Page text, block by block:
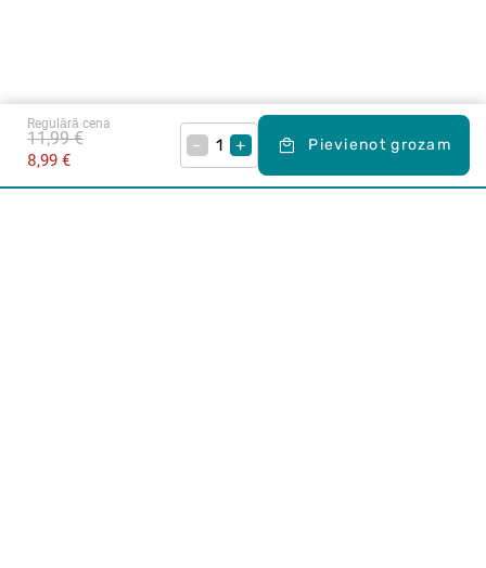
Regulārā cena
8,99 €
11,99 € – + Pievienot grozam